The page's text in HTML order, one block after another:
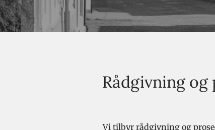
Rådgivning
Vi tilbyr rådgivning og